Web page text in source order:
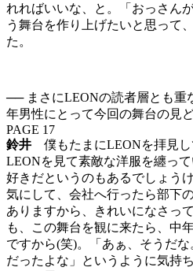
れればいいな、と。「おっさん
う舞台を作り上げたいと思って
た。
── まさにLEONの読者層とも重
年男性にとって今回の舞台の見
PAGE 17
鈴井 僕もたまにLEONを拝見
LEONを見て素敵な洋服を纏っ
好きだというのもあるでしょう
気にして、会社へ行ったら部下
ありますから、きれいになさっ
も、この舞台を観に来たら、中
ですから(笑)。「あぁ、そうだ
だったよな」というように気持